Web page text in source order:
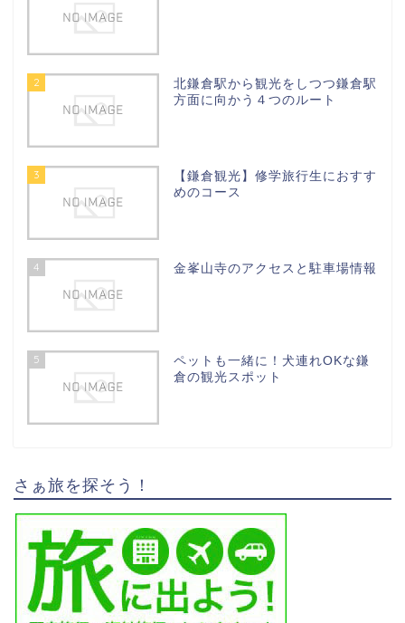
2
北鎌倉駅から観光をしつつ鎌倉駅
方面に向かう４つのルート
3
【鎌倉観光】修学旅行生におすす
めのコース
4 金峯山寺のアクセスと駐車場情報
5
ペットも一緒に！犬連れOKな鎌
倉の観光スポット
さぁ旅を探そう！